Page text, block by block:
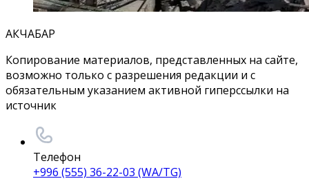
АКЧАБАР
Копирование материалов, представленных на сайте,
возможно только с разрешения редакции и с
обязательным указанием активной гиперссылки на
источник
Телефон
+996 (555) 36-22-03 (WA/TG)